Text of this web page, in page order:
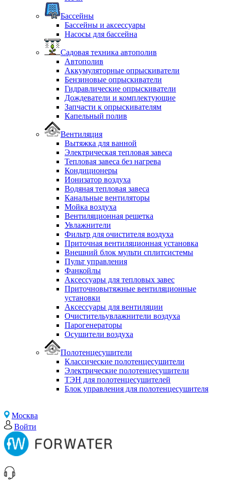
Бассейны
Бассейны и аксессуары
Насосы для бассейна
Садовая техника автополив
Автополив
Аккумуляторные опрыскиватели
Бензиновые опрыскиватели
Гидравлические опрыскиватели
Дождеватели и комплектующие
Запчасти к опрыскивателям
Капельный полив
Вентиляция
Вытяжка для ванной
Электрическая тепловая завеса
Тепловая завеса без нагрева
Кондиционеры
Ионизатор воздуха
Водяная тепловая завеса
Канальные вентиляторы
Мойка воздуха
Вентиляционная решетка
Увлажнители
Фильтр для очистителя воздуха
Приточная вентиляционная установка
Внешний блок мульти сплитсистемы
Пульт управления
Фанкойлы
Аксессуары для тепловых завес
Приточновытяжные вентиляционные
установки
Аксессуары для вентиляции
Очистительувлажнители воздуха
Парогенераторы
Осушители воздуха
Полотенцесушители
Классические полотенцесушители
Электрические полотенцесушители
ТЭН для полотенцесушителей
Блок управления для полотенцесушителя
Москва
Войти